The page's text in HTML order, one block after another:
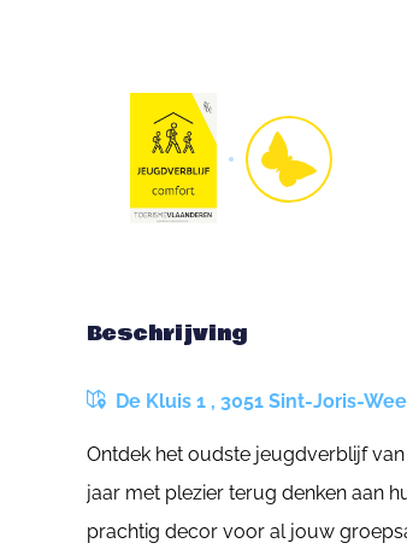
Beschrijving
De Kluis 1 , 3051 Sint-Joris-
Ontdek het oudste jeugdverblijf
jaar met plezier terug denken aan
prachtig decor voor al jouw